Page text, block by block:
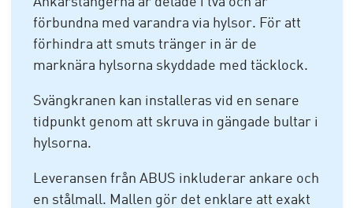
förbundna med varandra via hylsor. För att
förhindra att smuts tränger in är de
marknära hylsorna skyddade med täcklock.
Svängkranen kan installeras vid en senare
tidpunkt genom att skruva in gängade bultar i
hylsorna.
Leveransen från ABUS inkluderar ankare och
en stålmall. Mallen gör det enklare att exakt